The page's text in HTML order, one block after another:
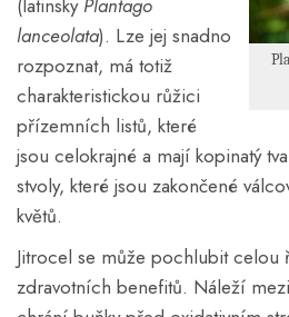
(latinsky Plantago
lanceolata). Lze jej snadno
rozpoznat, má totiž
charakteristickou růžici
přízemních listů, které
jsou celokrajné a mají kopinatý
stvoly, které jsou zakončené
květů.
Jitrocel se může pochlubit celou
zdravotních benefitů. Náleží mezi